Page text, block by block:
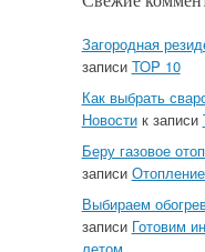
Загородная
записи TOP 10
Как выбрать
Новостик записи
Беру газовое
записи
Выбираем
записи Готовим